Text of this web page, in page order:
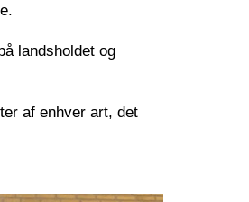
landsholdet og
af enhver art, det